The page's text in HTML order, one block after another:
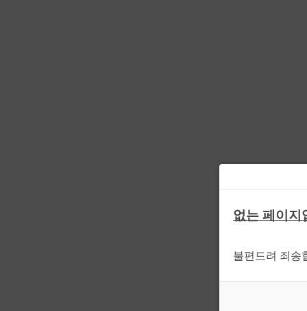
없는 페이지
불편드려 죄송